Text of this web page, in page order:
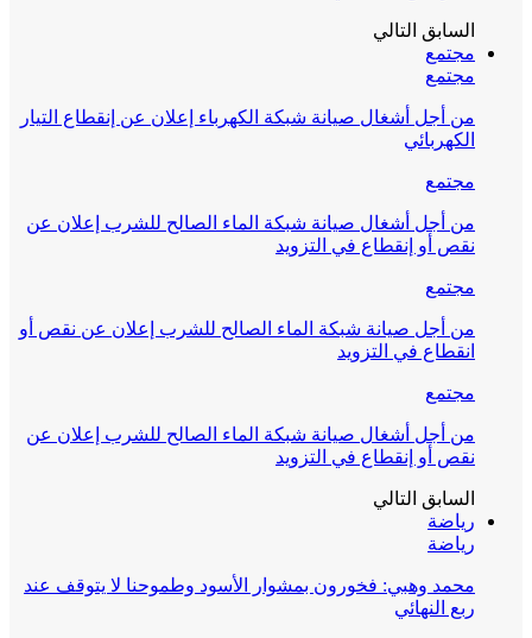
السابق التالي
مجتمع
مجتمع
من أجل أشغال صيانة شبكة الكهرباء إعلان عن إنقطاع التيار
الكهربائي
مجتمع
من أجل أشغال صيانة شبكة الماء الصالح للشرب إعلان عن
نقص أو إنقطاع في التزويد
مجتمع
من أجل صيانة شبكة الماء الصالح للشرب إعلان عن نقص أو
انقطاع في التزويد
مجتمع
من أجل أشغال صيانة شبكة الماء الصالح للشرب إعلان عن
نقص أو إنقطاع في التزويد
السابق التالي
رياضة
رياضة
محمد وهبي: فخورون بمشوار الأسود وطموحنا لا يتوقف عند
ربع النهائي